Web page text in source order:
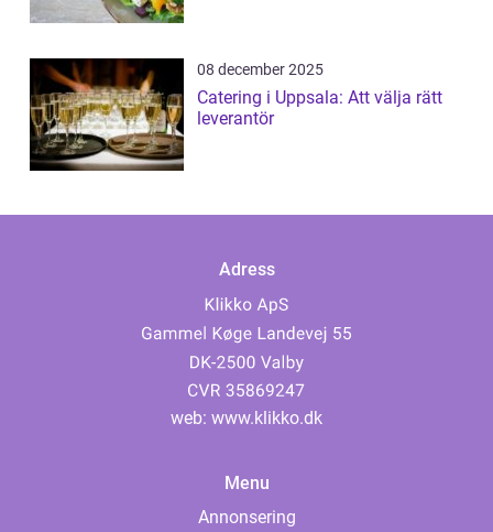
08 december 2025
Catering i Uppsala: Att välja rätt
leverantör
Adress
web: www.klikko.dk
Menu
Annonsering